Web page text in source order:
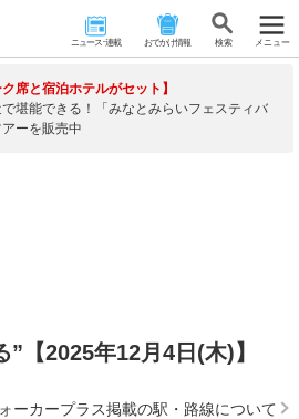
ニュース･連載 おでかけ情報 検 索 メニュー
ク席と宿泊ホテルがセット】
堪能できる！「みなとみらいフェスティバ
ーを販売中
【2025年12月4日(木)】
ーカープラス掲載の駅・路線について